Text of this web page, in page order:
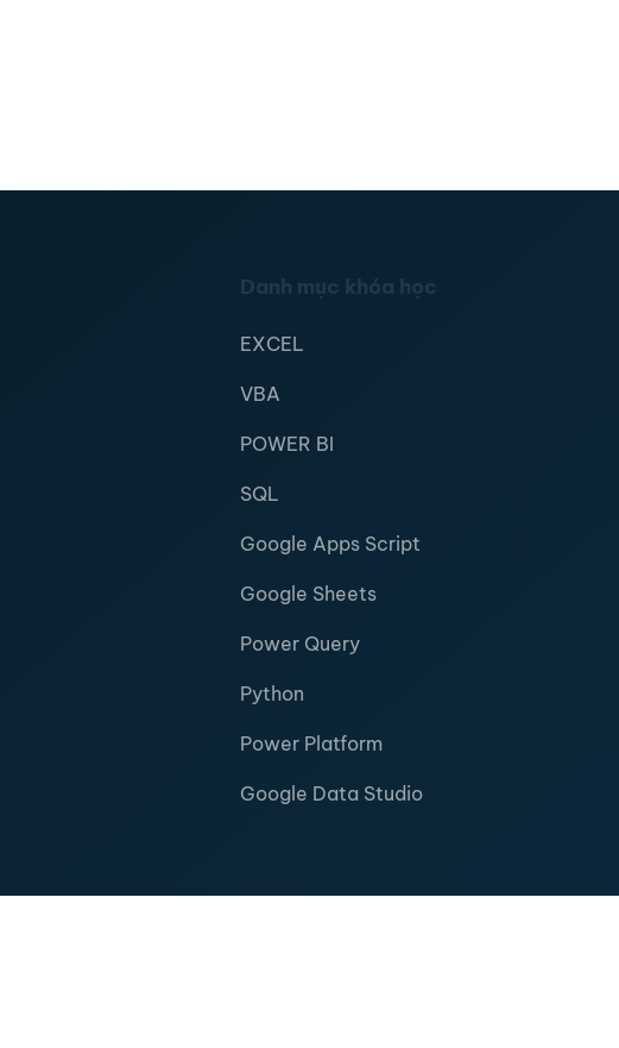
Danh mục khóa học
EXCEL
VBA
POWER BI
SQL
Google Apps Script
Google Sheets
Power Query
Python
Power Platform
Google Data Studio